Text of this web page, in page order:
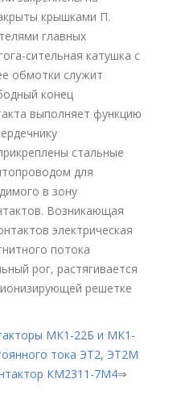
крышками П.
главных
сительная катушка с
обмотки служит
конец
выполняет функцию
стальные
для
в зону
Возникающая
электрическая
потока
рог, растягивается
решетке
МК1-22Б и МК1-
тока ЭТ2, ЭТ2М
КМ2311-7М4⇒